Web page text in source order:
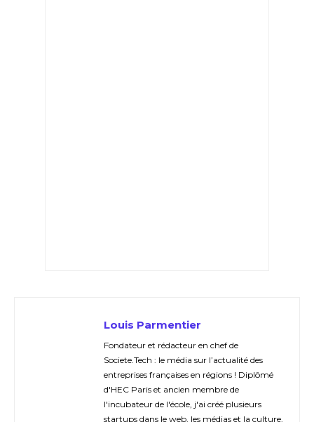
Louis Parmentier
Fondateur et rédacteur en chef de
Societe.Tech : le média sur l’actualité des
entreprises françaises en régions ! Diplômé
d'HEC Paris et ancien membre de
l'incubateur de l'école, j'ai créé plusieurs
startups dans le web, les médias et la culture.